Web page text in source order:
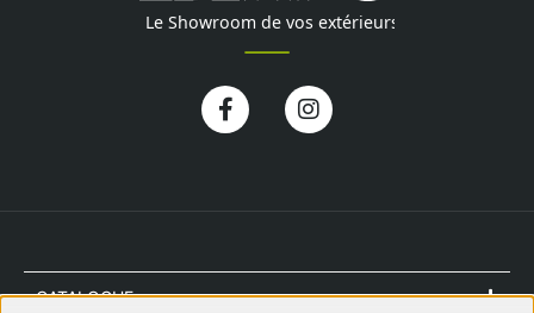
Facebook-
f
Instagram
CATALOGUE